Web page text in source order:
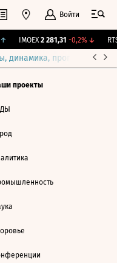
Войти
IMOEX 2 281,31 -0,2%↓
динамика, прогнозы
проекты